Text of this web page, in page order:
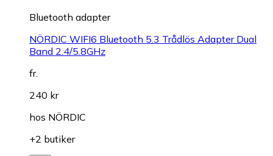
Bluetooth adapter
NÖRDIC WIFI6 Bluetooth 5.3 Trådlös Adapter Dual
Band 2.4/5.8GHz
fr.
240 kr
hos NÖRDIC
+2 butiker